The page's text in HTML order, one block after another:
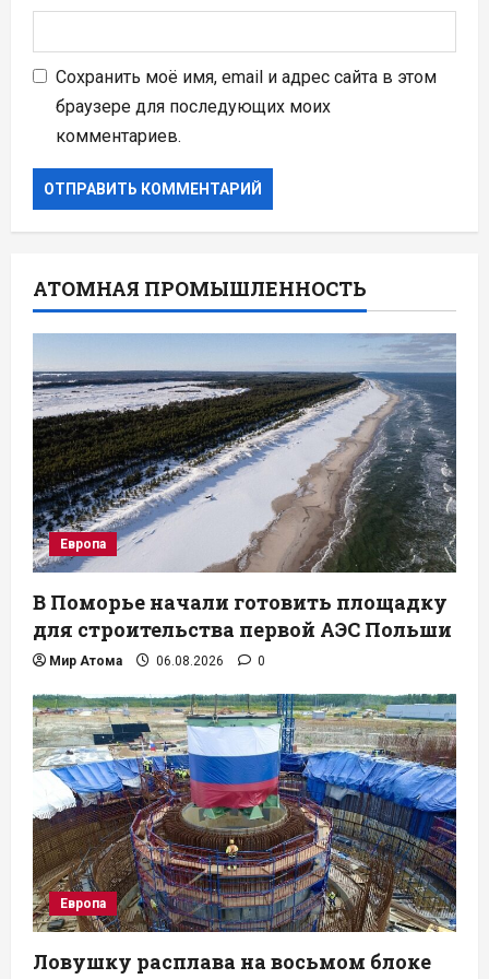
Сохранить моё имя, email и адрес сайта в этом
браузере для последующих моих
комментариев.
АТОМНАЯ ПРОМЫШЛЕННОСТЬ
Европа
В Поморье начали готовить площадку
для строительства первой АЭС Польши
Мир Атома 06.08.2026 0
Европа
Ловушку расплава на восьмом блоке